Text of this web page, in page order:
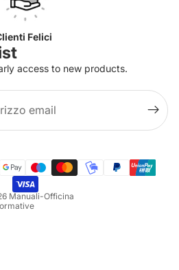
Felici
access to new products.
Manuali-Officina